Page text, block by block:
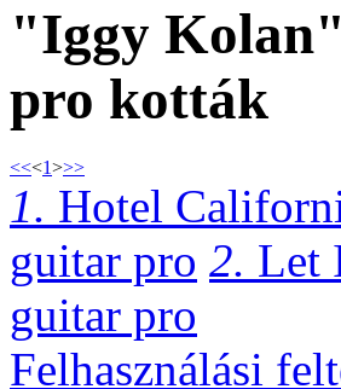
"Iggy
pro kották
<<<1>>>
1. Hotel
guitar pro 2. Let
guitar pro
Felhasználási